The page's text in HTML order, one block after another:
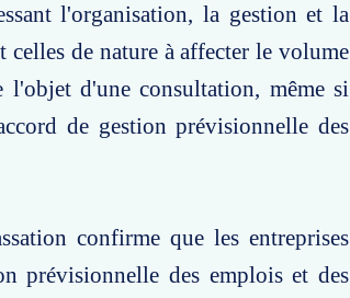
l'organisation, la gestion et la
celles de nature à affecter le volume
d'une consultation, même si
de gestion prévisionnelle des
confirme que les entreprises
prévisionnelle des emplois et des